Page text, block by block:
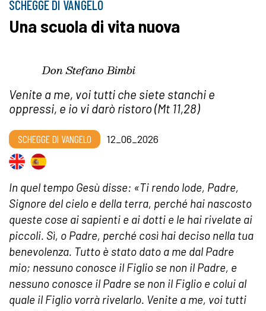
SCHEGGE DI VANGELO
Una scuola di vita nuova
Don Stefano Bimbi
Venite a me, voi tutti che siete stanchi e
oppressi, e io vi darò ristoro (Mt 11,28)
SCHEGGE DI VANGELO 12_06_2026
In quel tempo Gesù disse: «Ti rendo lode, Padre,
Signore del cielo e della terra, perché hai nascosto
queste cose ai sapienti e ai dotti e le hai rivelate ai
piccoli. Sì, o Padre, perché così hai deciso nella tua
benevolenza. Tutto è stato dato a me dal Padre
mio; nessuno conosce il Figlio se non il Padre, e
nessuno conosce il Padre se non il Figlio e colui al
quale il Figlio vorrà rivelarlo. Venite a me, voi tutti